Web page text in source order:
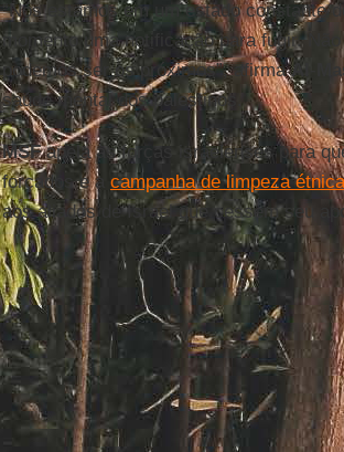
“Nós estamos em um estado constante
momento uma notificação para fugir.
podemos ser os próximos”, afirmaAl
saúde mental dos palestinos.
MSFapela às forças israelenses para
forçados e a campanha de limpeza
aos aliados de Israel que cessem seu